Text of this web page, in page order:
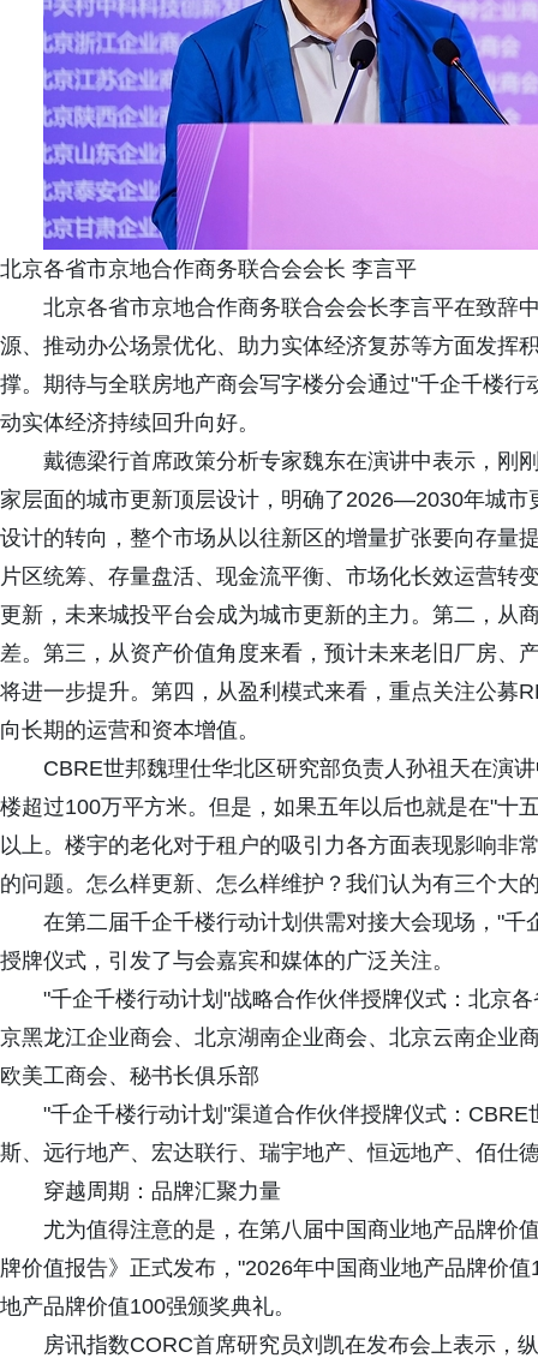
北京各省市京地合作商务联合会会长 李言平
北京各省市京地合作商务联合会会长李言平在致辞
源、推动办公场景优化、助力实体经济复苏等方面发挥
撑。期待与全联房地产商会写字楼分会通过"千企千楼
动实体经济持续回升向好。
戴德梁行首席政策分析专家魏东在演讲中表示，刚
家层面的城市更新顶层设计，明确了2026—2030年城
设计的转向，整个市场从以往新区的增量扩张要向存量
片区统筹、存量盘活、现金流平衡、市场化长效运营转
更新，未来城投平台会成为城市更新的主力。第二，从
差。第三，从资产价值角度来看，预计未来老旧厂房、
将进一步提升。第四，从盈利模式来看，重点关注公募
向长期的运营和资本增值。
CBRE世邦魏理仕华北区研究部负责人孙祖天在演
楼超过100万平方米。但是，如果五年以后也就是在"十
以上。楼宇的老化对于租户的吸引力各方面表现影响非
的问题。怎么样更新、怎么样维护？我们认为有三个大
在第二届千企千楼行动计划供需对接大会现场，"
授牌仪式，引发了与会嘉宾和媒体的广泛关注。
"千企千楼行动计划"战略合作伙伴授牌仪式：北京
京黑龙江企业商会、北京湖南企业商会、北京云南企业
欧美工商会、秘书长俱乐部
"千企千楼行动计划"渠道合作伙伴授牌仪式：
斯、远行地产、宏达联行、瑞宇地产、恒远地产、佰仕
穿越周期：品牌汇聚力量
尤为值得注意的是，在第八届中国商业地产品牌价
牌价值报告》正式发布，"2026年中国商业地产品牌价
地产品牌价值100强颁奖典礼。
房讯指数CORC首席研究员刘凯在发布会上表示，